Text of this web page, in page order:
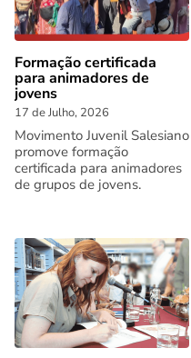
Formação certificada
para animadores de
jovens
17 de Julho, 2026
Movimento Juvenil Salesiano
promove formação
certificada para animadores
de grupos de jovens.